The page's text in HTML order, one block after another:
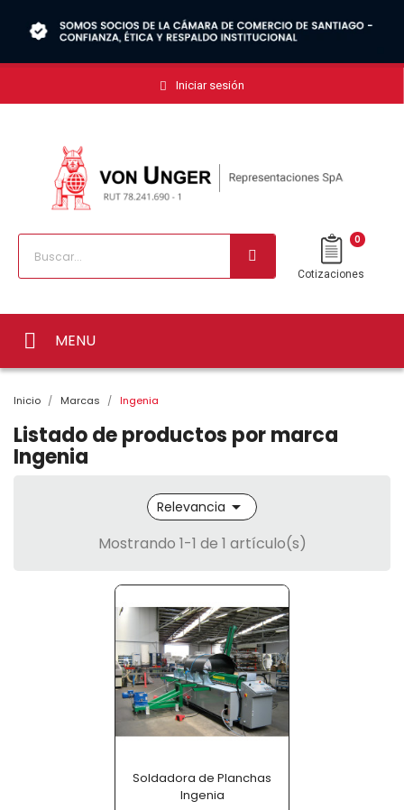
Iniciar sesión
0
Cotizaciones
MENU
Inicio Marcas Ingenia
Listado de productos por marca
Ingenia
Relevancia 
Mostrando 1-1 de 1 artículo(s)
Soldadora de Planchas
Ingenia